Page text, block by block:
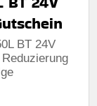
BT 24V